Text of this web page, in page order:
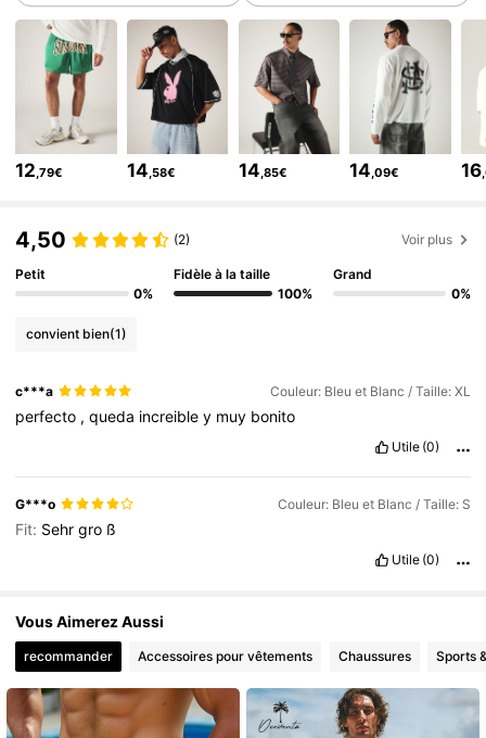
4,83 1M Suiveurs
4,83 1M Suiveurs
4,83 1M Suiveurs
4,83 1M Suiveurs
4,83 1M Suiveurs
12,79€ 14,58€ 14,85€ 14,09€ 16
4,50 (2) Voir plus
Petit
0%
Fidèle à la taille
100%
Grand
0%
convient bien(1)
c***a Couleur: Bleu et Blanc / Taille: XL
perfecto ,queda increibley muy bonito
Utile (0)
G***o Couleur: Bleu et Blanc / Taille: S
Fit: Sehrgro ß
Utile (0)
Vous Aimerez Aussi
recommander Accessoires pour vêtements Chaussures Sports